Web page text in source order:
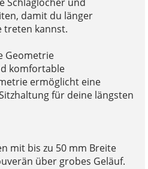
damit du länger
treten kannst.
Geometrie
komfortable
ermöglicht eine
für deine längsten
mit bis zu 50 mm Breite
über grobes Geläuf.